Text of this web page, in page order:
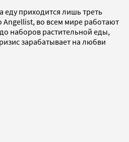
приходится лишь треть
во всем мире работают
наборов растительной еды,
зарабатывает на любви